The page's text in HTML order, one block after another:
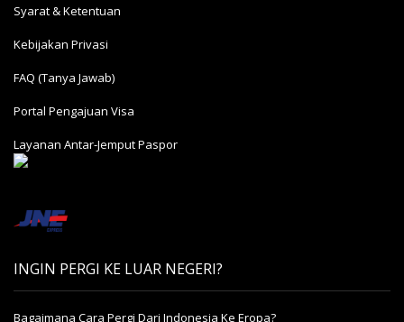
Syarat & Ketentuan
Kebijakan Privasi
FAQ (Tanya Jawab)
Portal Pengajuan Visa
Layanan Antar-Jemput Paspor
INGIN PERGI KE LUAR NEGERI?
Bagaimana Cara Pergi Dari Indonesia Ke Eropa?